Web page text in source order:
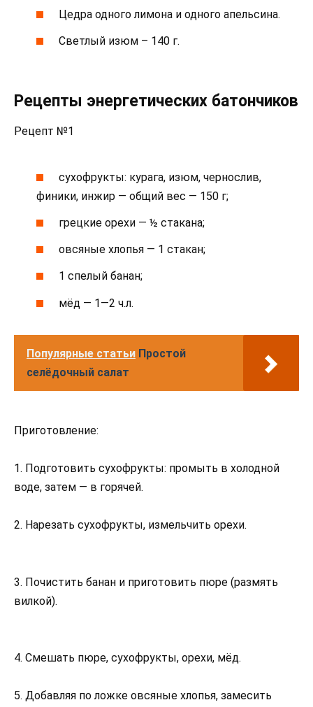
Цедра одного лимона и одного апельсина.
Светлый изюм – 140 г.
Рецепты энергетических батончиков
Рецепт №1
сухофрукты: курага, изюм, чернослив,
финики, инжир — общий вес — 150 г;
грецкие орехи — ½ стакана;
овсяные хлопья — 1 стакан;
1 спелый банан;
мёд — 1—2 ч.л.
Популярные статьи Простой
селёдочный салат
Приготовление:
1. Подготовить сухофрукты: промыть в холодной
воде, затем — в горячей.
2. Нарезать сухофрукты, измельчить орехи.
3. Почистить банан и приготовить пюре (размять
вилкой).
4. Смешать пюре, сухофрукты, орехи, мёд.
5. Добавляя по ложке овсяные хлопья, замесить